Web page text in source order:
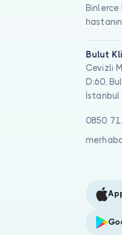
Binlerce
Bulut
Cevizli
D:60,
İstanbul
0850